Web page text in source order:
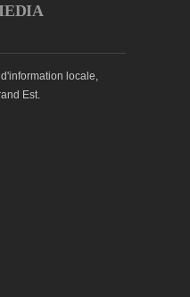
locale,
Est.